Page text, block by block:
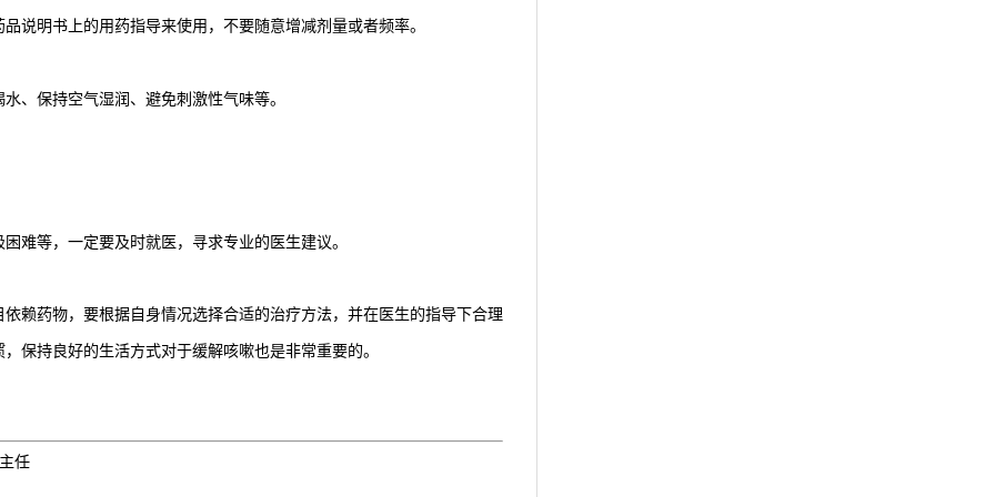
说明书上的用药指导来使用，不要随意增减剂量或者频率。
、保持空气湿润、避免刺激性气味等。
难等，一定要及时就医，寻求专业的医生建议。
赖药物，要根据自身情况选择合适的治疗方法，并在医生的指导下合理
保持良好的生活方式对于缓解咳嗽也是非常重要的。
任